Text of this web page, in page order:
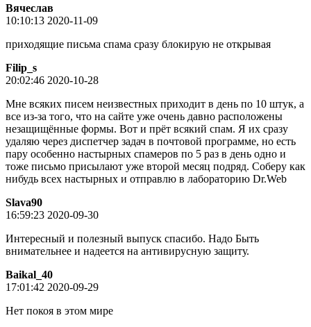
Вячеслав
10:10:13 2020-11-09
приходящие письма спама сразу блокирую не открывая
Filip_s
20:02:46 2020-10-28
Мне всяких писем неизвестных приходит в день по 10 штук, а
все из-за того, что на сайте уже очень давно расположены
незащищённые формы. Вот и прёт всякий спам. Я их сразу
удаляю через диспетчер задач в почтовой программе, но есть
пару особенно настырных спамеров по 5 раз в день одно и
тоже письмо присылают уже второй месяц подряд. Соберу как
нибудь всех настырных и отправлю в лабораторию Dr.Web
Slava90
16:59:23 2020-09-30
Интересный и полезный выпуск спасибо. Надо Быть
внимательнее и надеется на антивирусную защиту.
Baikal_40
17:01:42 2020-09-29
Нет покоя в этом мире